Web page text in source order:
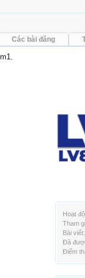
Hoạt
Tham
Bài viết:
Đã
Điểm
Các bài đăng